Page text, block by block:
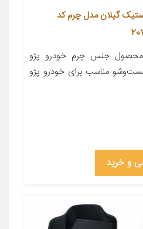
گیلان مدل چرم کد
جنس چرم خودرو پژو
مناسب برای خودرو پژو
و خرید